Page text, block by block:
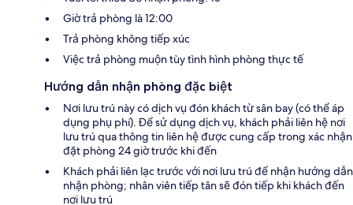
Giờ trả phòng là 12:00
Trả phòng không tiếp xúc
Việc trả phòng muộn tùy tình hình phòng thực tế
Hướng dẫn nhận phòng đặc biệt
Nơi lưu trú này có dịch vụ đón khách từ sân bay (có thể áp
dụng phụ phí). Để sử dụng dịch vụ, khách phải liên hệ nơi
lưu trú qua thông tin liên hệ được cung cấp trong xác nhận
đặt phòng 24 giờ trước khi đến
Khách phải liên lạc trước với nơi lưu trú để nhận hướng dẫn
nhận phòng; nhân viên tiếp tân sẽ đón tiếp khi khách đến
nơi lưu trú